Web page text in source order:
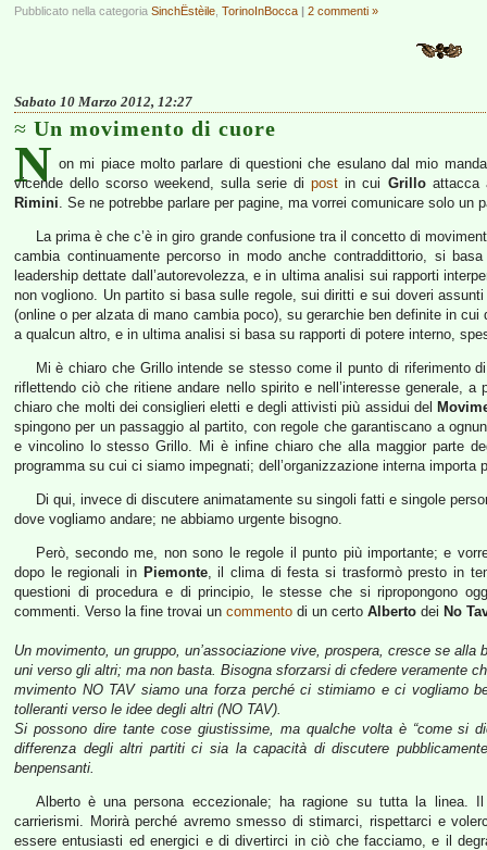
Pubblicato nella categoria SinchËstèile TorinoInBocca | 2 commenti »
Sabato 10 Marzo 2012, 12:27
Un movimento di cuore
N on mi piace molto parlare di questioni che esulano dal mio
vicende dello scorso weekend, sulla serie dipost in cui Grilloattacca
Rimini. Se ne potrebbe parlare per pagine, ma vorrei comunicare solo un
La prima è che c’è in giro grande confusione tra il concetto di
cambia continuamente percorso in modo anche contraddittorio, si
leadership dettate dall’autorevolezza, e in ultima analisi sui rapporti
non vogliono. Un partito si basa sulle regole, sui diritti e sui doveri
(online o per alzata di mano cambia poco), su gerarchie ben definite in
a qualcun altro, e in ultima analisi si basa su rapporti di potere interno,
Mi è chiaro che Grillo intende se stesso come il punto di riferimento
riflettendo ciò che ritiene andare nello spirito e nell’interesse generale,
chiaro che molti dei consiglieri eletti e degli attivisti più assidui del
spingono per un passaggio al partito, con regole che garantiscano a
e vincolino lo stesso Grillo. Mi è infine chiaro che alla maggior parte
programma su cui ci siamo impegnati; dell’organizzazione interna
Di qui, invece di discutere animatamente su singoli fatti e singole
dove vogliamo andare; ne abbiamo urgente bisogno.
Però, secondo me, non sono le regole il punto più importante; e
dopo le regionali in Piemonte, il clima di festa si trasformò presto in
questioni di procedura e di principio, le stesse che si ripropongono
commenti. Verso la fine trovai un commento di un certo Alberto dei No
Un movimento, un gruppo, un’associazione vive, prospera, cresce se
uni verso gli altri; ma non basta. Bisogna sforzarsi di cfedere veramente
mvimento NO TAV siamo una forza perché ci stimiamo e ci vogliamo
tolleranti verso le idee degli altri (NO TAV).
Si possono dire tante cose giustissime, ma qualche volta è “come si
differenza degli altri partiti ci sia la capacità di discutere
benpensanti.
Alberto è una persona eccezionale; ha ragione su tutta la linea.
carrierismi. Morirà perché avremo smesso di stimarci, rispettarci e
essere entusiasti ed energici e di divertirci in ciò che facciamo, e il